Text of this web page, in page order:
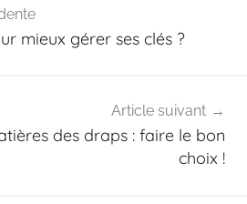
mieux gérer ses clés ?
Article suivant
des draps : faire le bon
choix !